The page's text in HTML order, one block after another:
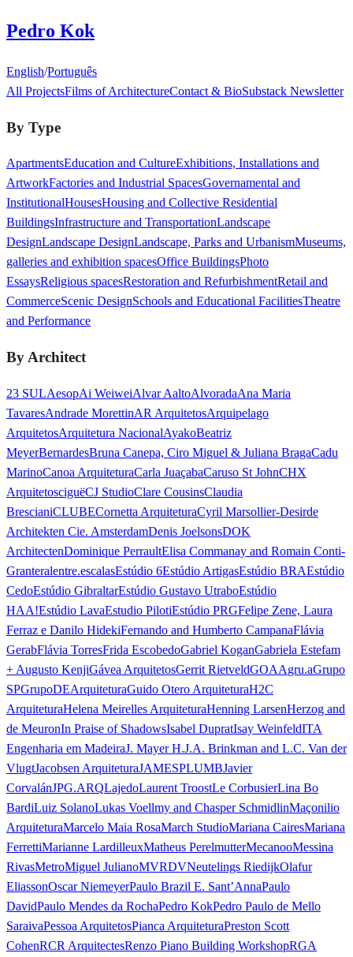
Pedro Kok
English/Português
All ProjectsFilms of ArchitectureContact & BioSubstack Newsletter
By Type
ApartmentsEducation and CultureExhibitions, Installations and
ArtworkFactories and Industrial SpacesGovernamental and
InstitutionalHousesHousing and Collective Residential
BuildingsInfrastructure and TransportationLandscape
DesignLandscape DesignLandscape, Parks and UrbanismMuseums,
galleries and exhibition spacesOffice BuildingsPhoto
EssaysReligious spacesRestoration and RefurbishmentRetail and
CommerceScenic DesignSchools and Educational FacilitiesTheatre
and Performance
By Architect
23 SULAesopAi WeiweiAlvar AaltoAlvoradaAna Maria
TavaresAndrade MorettinAR ArquitetosArquipelago
ArquitetosArquitetura NacionalAyakoBeatriz
MeyerBernardesBruna Canepa, Ciro Miguel & Juliana BragaCadu
MarinoCanoa ArquiteturaCarla JuaçabaCaruso St JohnCHX
ArquitetosciguëCJ StudioClare CousinsClaudia
BrescianiCLUBECornetta ArquiteturaCyril Marsollier-Desirde
Architekten Cie. AmsterdamDenis JoelsonsDOK
ArchitectenDominique PerraultElisa Commanay and Romain Conti-
Granteralentre.escalasEstúdio 6Estúdio ArtigasEstúdio BRAEstúdio
CedoEstúdio GibraltarEstúdio Gustavo UtraboEstúdio
HAA!Estúdio LavaEstudio PilotiEstúdio PRGFelipe Zene, Laura
Ferraz e Danilo HidekiFernando and Humberto CampanaFlávia
GerabFlávia TorresFrida EscobedoGabriel KoganGabriela Estefam
+ Augusto KenjiGávea ArquitetosGerrit RietveldGOAAgru.aGrupo
SPGrupoDEArquiteturaGuido Otero ArquiteturaH2C
ArquiteturaHelena Meirelles ArquiteturaHenning LarsenHerzog and
de MeuronIn Praise of ShadowsIsabel DupratIsay WeinfeldITA
Engenharia em MadeiraJ. Mayer H.J.A. Brinkman and L.C. Van der
VlugtJacobsen ArquiteturaJAMESPLUMBJavier
CorvalánJPG.ARQLajedoLaurent TroostLe CorbusierLina Bo
BardiLuiz SolanoLukas Voellmy and Chasper SchmidlinMaçonilio
ArquiteturaMarcelo Maia RosaMarch StudioMariana CairesMariana
FerrettiMarianne LardilleuxMatheus PerelmutterMecanooMessina
RivasMetroMiguel JulianoMVRDVNeutelings RiedijkOlafur
EliassonOscar NiemeyerPaulo Brazil E. Sant’AnnaPaulo
DavidPaulo Mendes da RochaPedro KokPedro Paulo de Mello
SaraivaPessoa ArquitetosPianca ArquiteturaPreston Scott
CohenRCR ArquitectesRenzo Piano Building WorkshopRGA